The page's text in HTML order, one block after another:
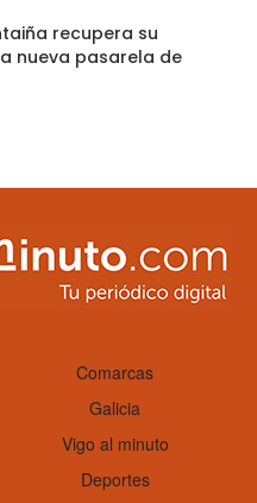
recupera su
nueva pasarela de
Comarcas
Galicia
Vigo al minuto
Deportes